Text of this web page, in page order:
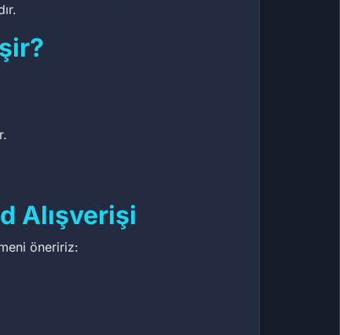
Alışverişi
öneririz: